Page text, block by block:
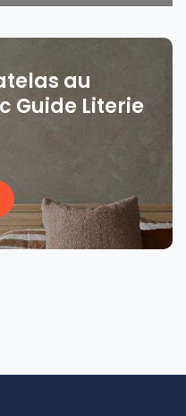
au
Guide Literie